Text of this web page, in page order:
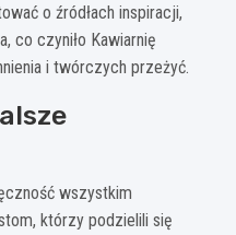
o źródłach inspiracji,
co czyniło Kawiarnię
i twórczych przeżyć.
wszystkim
którzy podzielili się